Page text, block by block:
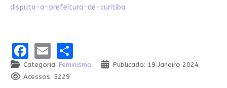
disputa-a-prefeitura-de-curitiba
Facebook
EmailShare
Categoria: Feminismo
Publicado: 19 Janeiro 2024
Acessos: 5229